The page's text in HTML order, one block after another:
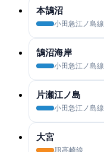
本鵠沼
小田急江ノ島線
鵠沼海岸
小田急江ノ島線
片瀬江ノ島
小田急江ノ島線
大宮
JR高崎線